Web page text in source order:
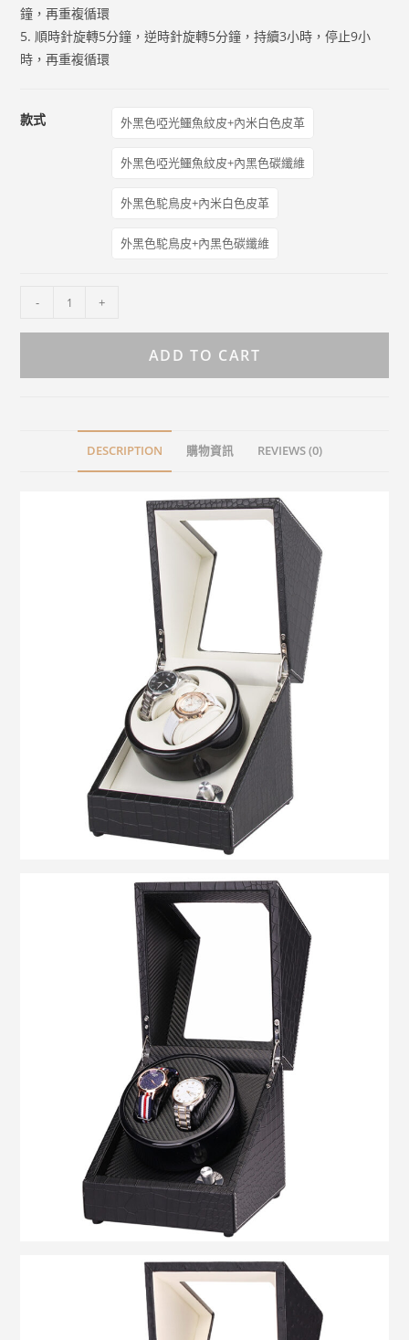
鐘，再重複循環
5. 順時針旋轉5分鐘，逆時針旋轉5分鐘，持續3小時，停止9小
時，再重複循環
款式 外黑色啞光鱷魚紋皮+內米白色皮革
外黑色啞光鱷魚紋皮+內黑色碳纖維
外黑色駝鳥皮+內米白色皮革
外黑色駝鳥皮+內黑色碳纖維
- +
ADD TO CART
DESCRIPTION 購物資訊 REVIEWS (0)